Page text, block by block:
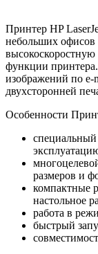
Принтер HP
небольших офисов
высокоскоростную
функции
изображений по e-
двухсторонней
Особенности
размеров и
компактные
настольное
работа в
быстрый